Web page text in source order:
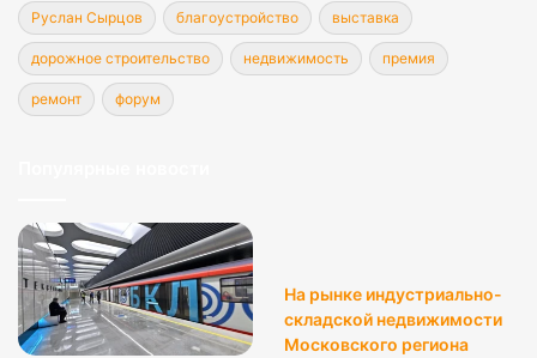
Руслан Сырцов благоустройство выставка
дорожное строительство недвижимость премия
ремонт форум
На рынке индустриально-
складской недвижимости
Московского региона